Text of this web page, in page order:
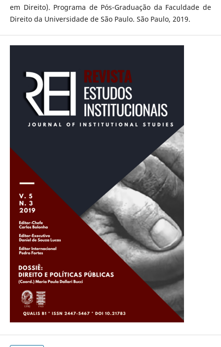
em Direito). Programa de Pós-Graduação da Faculdade de
Direito da Universidade de São Paulo. São Paulo, 2019.